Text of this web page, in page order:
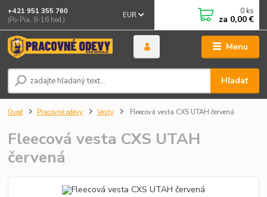
Menu
EUR
Hľadať
+421 951 355 760
(Po-Pia, 8-16 hod.)
0 ks
za 0,00 €
Úvod Pracovné odevy Vesty Fleecová vesta CXS UTAH červená
Fleecová vesta CXS UTAH
červená